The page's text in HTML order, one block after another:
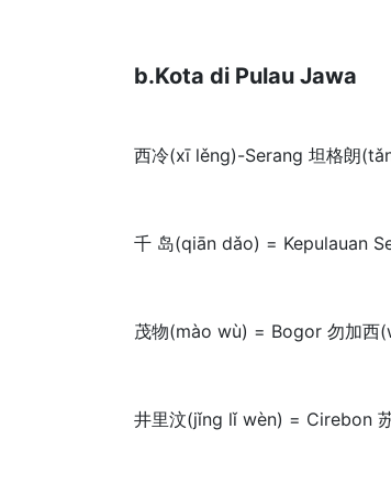
b.Kota di Pulau Jawa
西冷(xī lěng)-Serang 坦格朗
千 岛(qiān dǎo) = Kepulauan
茂物(mào wù) = Bogor 勿加
井里汶(jǐng lǐ wèn) = Cirebon